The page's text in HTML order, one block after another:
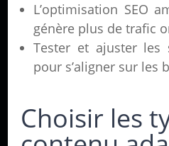
L’optimisation SEO
génère plus de trafic
Tester et ajuster les
pour s’aligner sur les
Choisir les